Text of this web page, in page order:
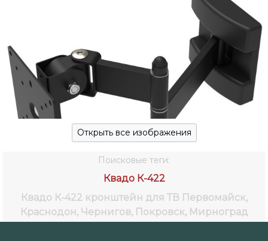
Открыть все изображения
Поисковые теги:
Квадо К-422
Квадо К-422 кронштейн для ТВ Первомайск,
Краснодон, Чернигов, Покровск, Мирноград